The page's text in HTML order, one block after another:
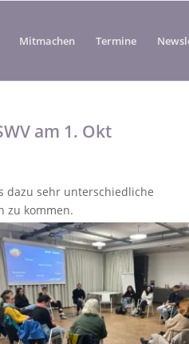
Mitmachen Termine
am 1. Okt
dazu sehr unterschiedliche
zu kommen.